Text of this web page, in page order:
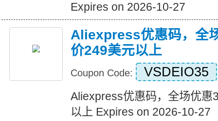
Expires on 2026-10-27
Aliexpress优惠码，全
价249美元以上
Coupon Code: VSDEIO35
Aliexpress优惠码，全场优惠
以上 Expires on 2026-10-27